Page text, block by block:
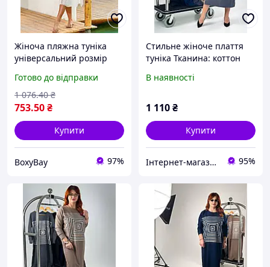
Жіноча пляжна туніка
універсальний розмір
легка пляжна сукня туніка
для повних
Готово до відправки
753.50₴
1 076.40 ₴
Купити
BoxyBay 97%
Стильне жіноче плаття
туніка Тканина: коттон
60-62
В наявності
1 110₴
Купити
Інтернет-магазин "Подружки" 95%